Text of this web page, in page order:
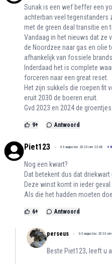
Sunak is een wef beffer een
achterban veel tegenstanders
met de green deal transitie en
Vandaag in het nieuws dat ze
de Noordzee naar gas en olie
afhankelijk van fossiele
Inderdaad het is complete
forceren naar een great reset.
Het zijn sukkels die roepen fit
eruit 2030 de boeren eruit.
Gvd 2023 en 2024 de
9+ Antwoord
Piet123 03 augustus 2023 om 22:48 +
Nog een kwart?
Dat betekent dus dat driekwart
Deze winst komt in ieder
Als die het hadden moeten
6+ Antwoord
perseus 03 augustus 2023
Beste Piet123, leeft u